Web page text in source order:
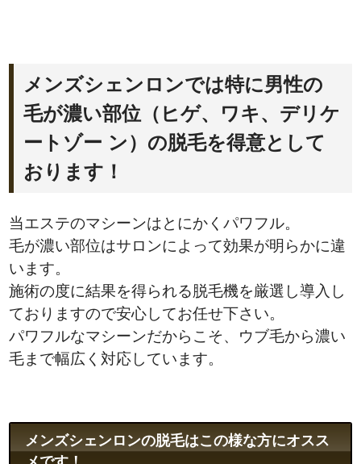
メンズシェンロンでは特に男性の
毛が濃い部位（ヒゲ、ワキ、デリケ
ートゾー ン）の脱毛を得意として
おります！
当エステのマシーンはとにかくパワフル。
毛が濃い部位はサロンによって効果が明らかに違
います。
施術の度に結果を得られる脱毛機を厳選し導入し
ておりますので安心してお任せ下さい。
パワフルなマシーンだからこそ、ウブ毛から濃い
毛まで幅広く対応しています。
メンズシェンロンの脱毛はこの様な方にオスス